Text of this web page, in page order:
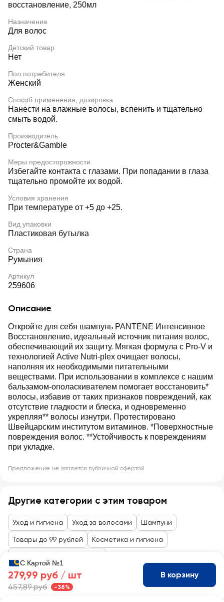
восстановление, 250мл
Назначение
Для волос
Детский товар
Нет
Пол потребителя
Женский
Способ применения, дозировка
Нанести на влажные волосы, вспенить и тщательно
смыть водой.
Производитель
Procter&Gamble
Меры предосторожности
Избегайте контакта с глазами. При попадании в глаза
тщательно промойте их водой.
Условия хранения
При температуре от +5 до +25.
Вид упаковки
Пластиковая бутылка
Страна
Румыния
Артикул
259606
Описание
Откройте для себя шампунь PANTENE Интенсивное
Восстановление, идеальный источник питания волос,
обеспечивающий их защиту. Мягкая формула с Pro-V и
технологией Active Nutri-plex очищает волосы,
наполняя их необходимыми питательными
веществами. При использовании в комплексе с нашим
бальзамом-ополаскивателем помогает восстановить*
волосы, избавив от таких признаков повреждений, как
отсутствие гладкости и блеска, и одновременно
укрепляя** волосы изнутри. Протестировано
Швейцарским институтом витаминов. *Поверхностные
повреждения волос. **Устойчивость к повреждениям
при укладке.
Предложение не является публичной офертой
Другие категории с этим товаром
Уход и гигиена Уход за волосами Шампуни
Товары до 99 рублей Косметика и гигиена
С Картой №1
279,99 руб / шт
457,89 руб -38%
В корзину